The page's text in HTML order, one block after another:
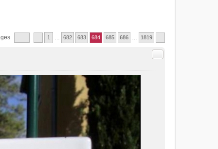
1 682 683 684 685 686 1819
Citer